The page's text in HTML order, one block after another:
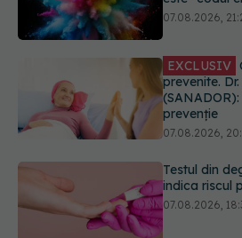
prevenite.
prevenție
07.08.2026,
Testul din
indica riscul
Dieta care